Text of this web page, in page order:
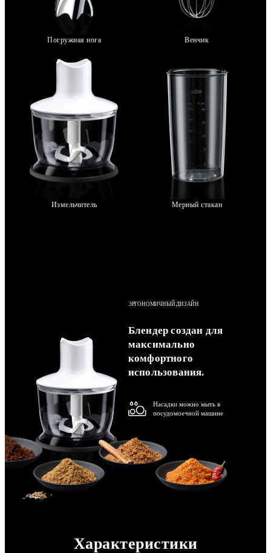
Погружная нога Венчик
Измельчитель Мерный стакан
ЭРГОНОМИЧНЫЙ ДИЗАЙН
Блендер создан для
максимально
комфортного
использования.
Насадки можно мыть в
посудомоечной машине
Характеристики